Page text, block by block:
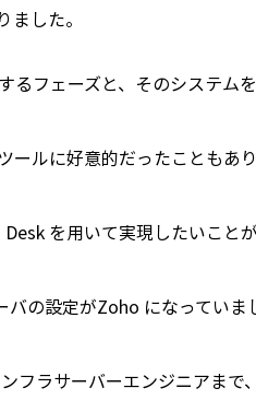
した。
フェーズと、そのシステム
ルに好意的だったこともあ
を用いて実現したいこと
の設定がZoho になってい
フラサーバーエンジニアまで